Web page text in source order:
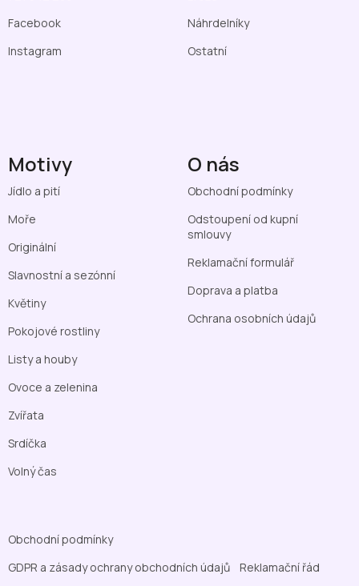
Facebook
Instagram
Náhrdelníky
Ostatní
Motivy
Jídlo a pití
Moře
Originální
Slavnostní a sezónní
Květiny
Pokojové rostliny
Listy a houby
Ovoce a zelenina
Zvířata
Srdíčka
Volný čas
O nás
Obchodní podmínky
Odstoupení od kupní
smlouvy
Reklamační formulář
Doprava a platba
Ochrana osobních údajů
Obchodní podmínky
GDPR a zásady ochrany obchodních údajů
Reklamační řád